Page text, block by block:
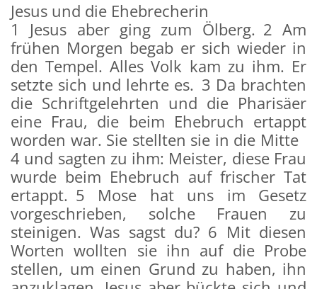
Jesus und die Ehebrecherin
1 Jesus aber ging zum Ölberg. 2 Am
frühen Morgen begab er sich wieder in
den Tempel. Alles Volk kam zu ihm. Er
setzte sich und lehrte es. 3 Da brachten
die Schriftgelehrten und die Pharisäer
eine Frau, die beim Ehebruch ertappt
worden war. Sie stellten sie in die Mitte
4 und sagten zu ihm: Meister, diese Frau
wurde beim Ehebruch auf frischer Tat
ertappt. 5 Mose hat uns im Gesetz
vorgeschrieben, solche Frauen zu
steinigen. Was sagst du? 6 Mit diesen
Worten wollten sie ihn auf die Probe
stellen, um einen Grund zu haben, ihn